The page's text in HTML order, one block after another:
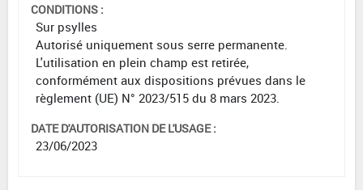
CONDITIONS :
Sur psylles
Autorisé uniquement sous serre permanente.
L'utilisation en plein champ est retirée,
conformément aux dispositions prévues dans le
règlement (UE) N° 2023/515 du 8 mars 2023.
DATE D'AUTORISATION DE L'USAGE :
23/06/2023